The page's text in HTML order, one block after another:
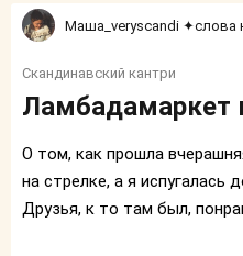
Маша_veryscandi ✦слова
Скандинавский кантри
Ламбадамаркет
О том, как прошла
на стрелке, а я испугалась
Друзья, к то там был,